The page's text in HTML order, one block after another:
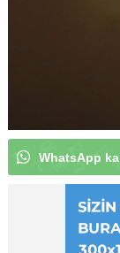
WhatsApp ka